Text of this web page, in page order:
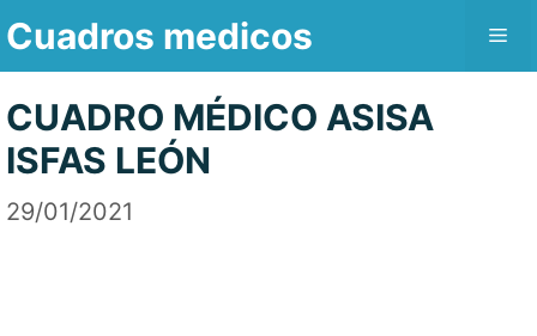
Saltar
contenido
Cuadros medicos
CUADRO MÉDICO ASISA
ISFAS LEÓN
29/01/2021